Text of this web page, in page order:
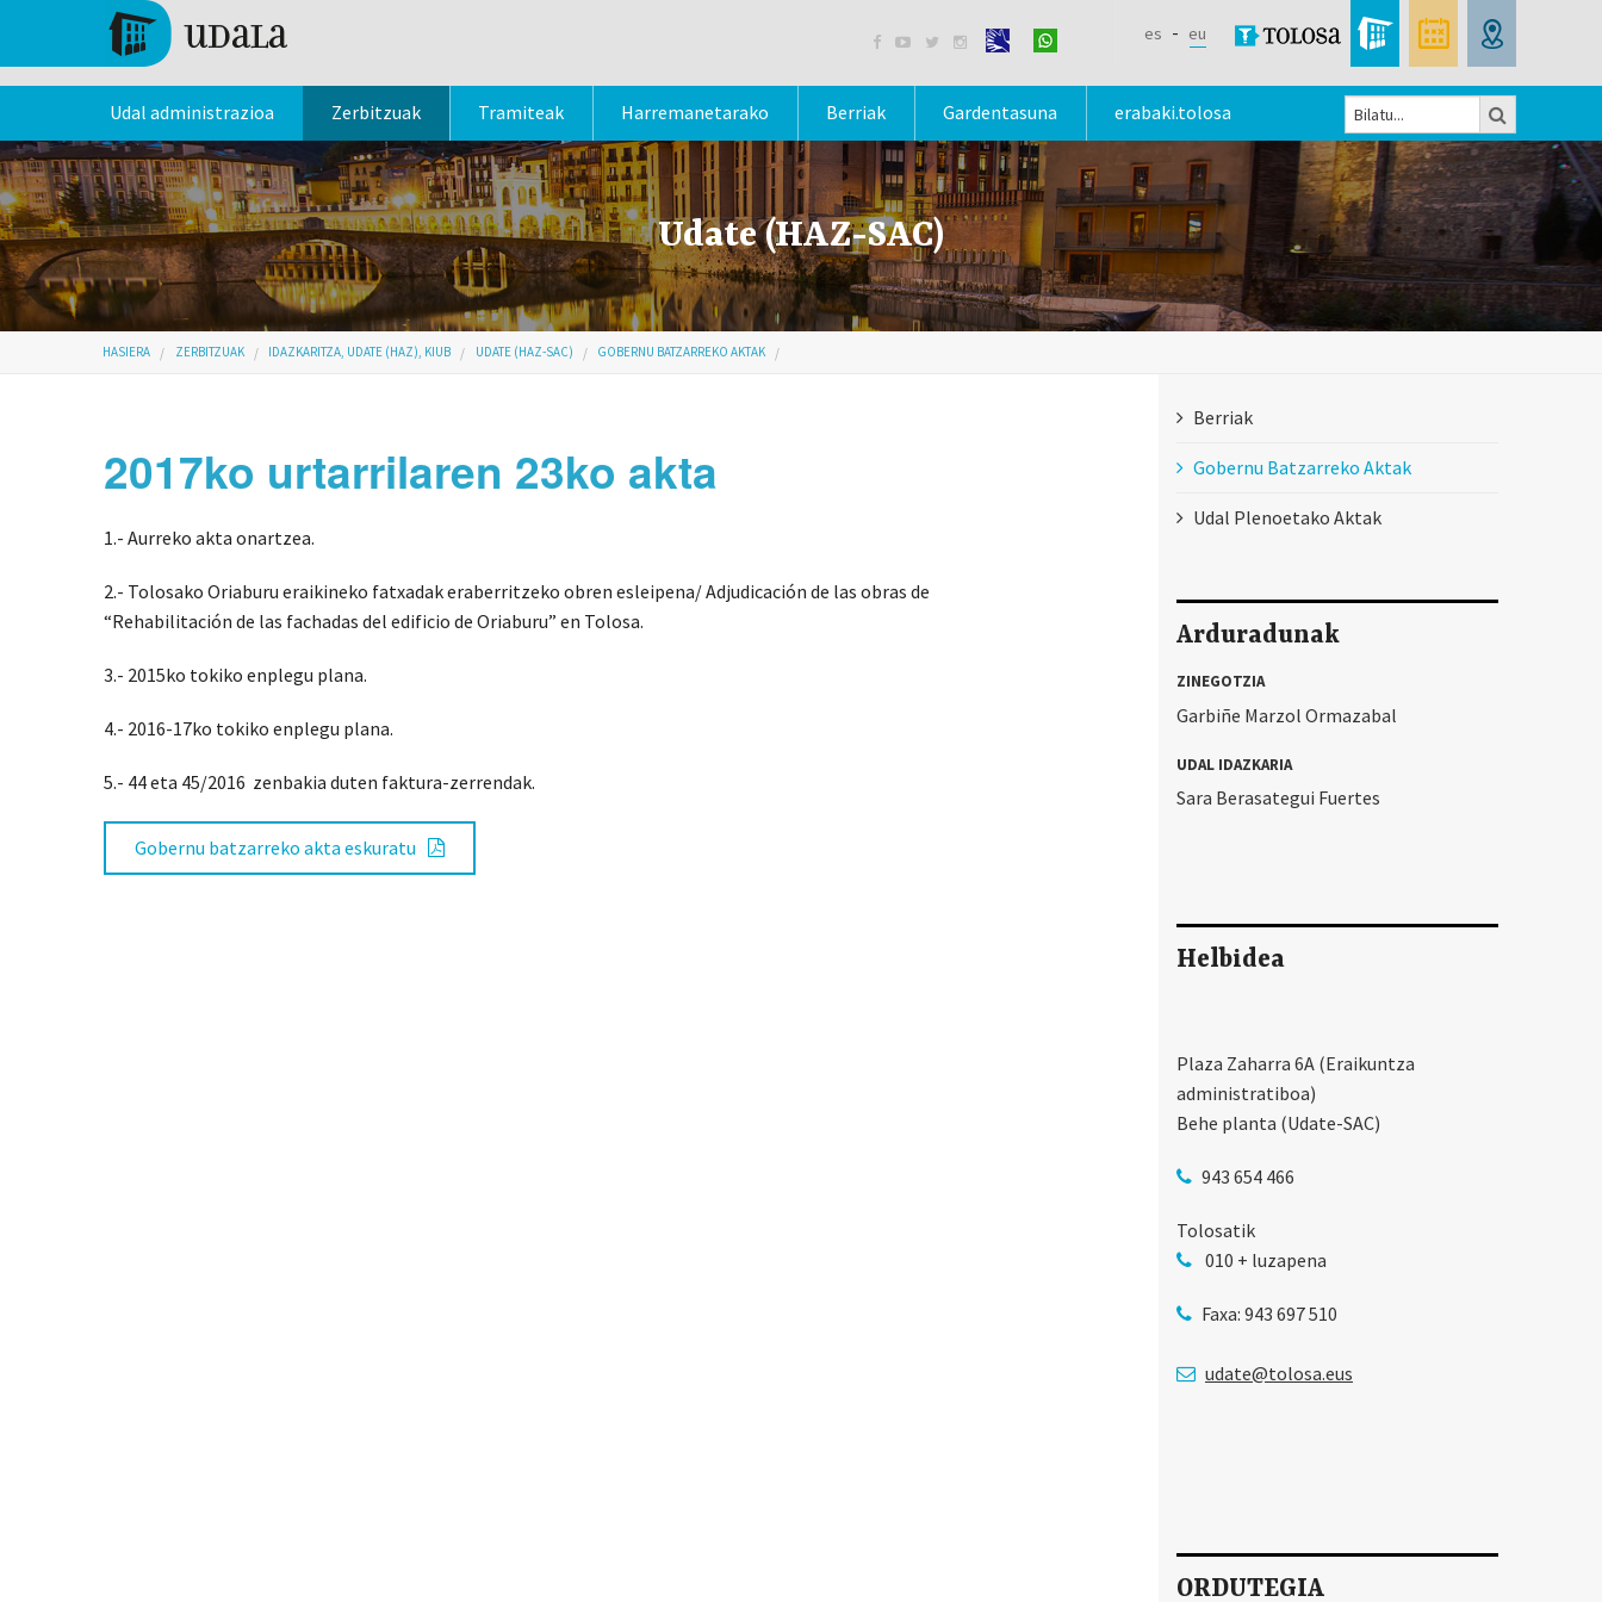
Skip to main content
    es eu
Udal administrazioa Zerbitzuak Tramiteak Harremanetarako Berriak Gardentasuna erabaki.tolosa
Bilaketa
formularioa
Udate (HAZ-SAC)
Hemen zaude
HASIERA ZERBITZUAK IDAZKARITZA, UDATE (HAZ), KIUB UDATE (HAZ-SAC) GOBERNU BATZARREKO AKTAK
2017ko urtarrilaren 23ko akta
1.- Aurreko akta onartzea.
2.- Tolosako Oriaburu eraikineko fatxadak eraberritzeko obren esleipena/ Adjudicación de las obras de
“Rehabilitación de las fachadas del edificio de Oriaburu” en Tolosa.
3.- 2015ko tokiko enplegu plana.
4.- 2016-17ko tokiko enplegu plana.
5.- 44 eta 45/2016 zenbakia duten faktura-zerrendak.
Gobernu batzarreko akta eskuratu
Berriak
Gobernu Batzarreko Aktak
Udal Plenoetako Aktak
Arduradunak
ZINEGOTZIA
Garbiñe Marzol Ormazabal
UDAL IDAZKARIA
Sara Berasategui Fuertes
Helbidea
Plaza Zaharra 6A (Eraikuntza
administratiboa)
Behe planta (Udate-SAC)
943 654 466
Tolosatik
010 + luzapena
Faxa: 943 697 510
udate@tolosa.eus
ORDUTEGIA